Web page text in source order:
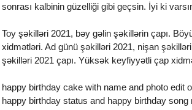
sonrası kalbinin güzelliği gibi geçsin. İyi ki
Toy şəkilləri 2021, bəy gəlin şəkillərin çapı.
xidmətləri. Ad günü şəkilləri 2021, nişan şəkilləri
şəkilləri 2021 çapı. Yüksək keyfiyyətli çap
happy birthday cake with name and photo edit
happy birthday status and happy birthday song